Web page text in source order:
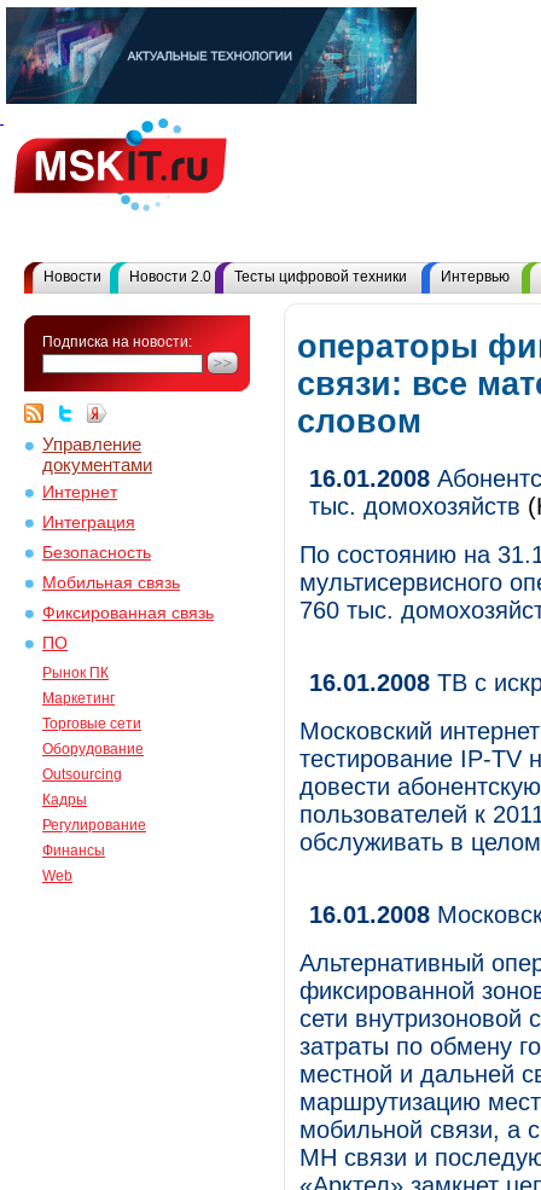
Новости Новости 2.0 Тесты цифровой техники Интервью
Подписка на новости:
Управление
документами
Интернет
Интеграция
Безопасность
Мобильная связь
Фиксированная связь
ПО
Рынок ПК
Маркетинг
Торговые сети
Оборудование
Outsourcing
Кадры
Регулирование
Финансы
Web
операторы
связи: все
словом
16.01.2008
тыс. домохозяйств
По состоянию на
мультисервисного
760 тыс.
16.01.2008 ТВ с
Московский
тестирование IP-TV
довести
пользователей к
обслуживать в
16.01.2008
Альтернативный
фиксированной
сети внутризоновой
затраты по обмену
местной и дальней
маршрутизацию
мобильной связи, а
МН связи и